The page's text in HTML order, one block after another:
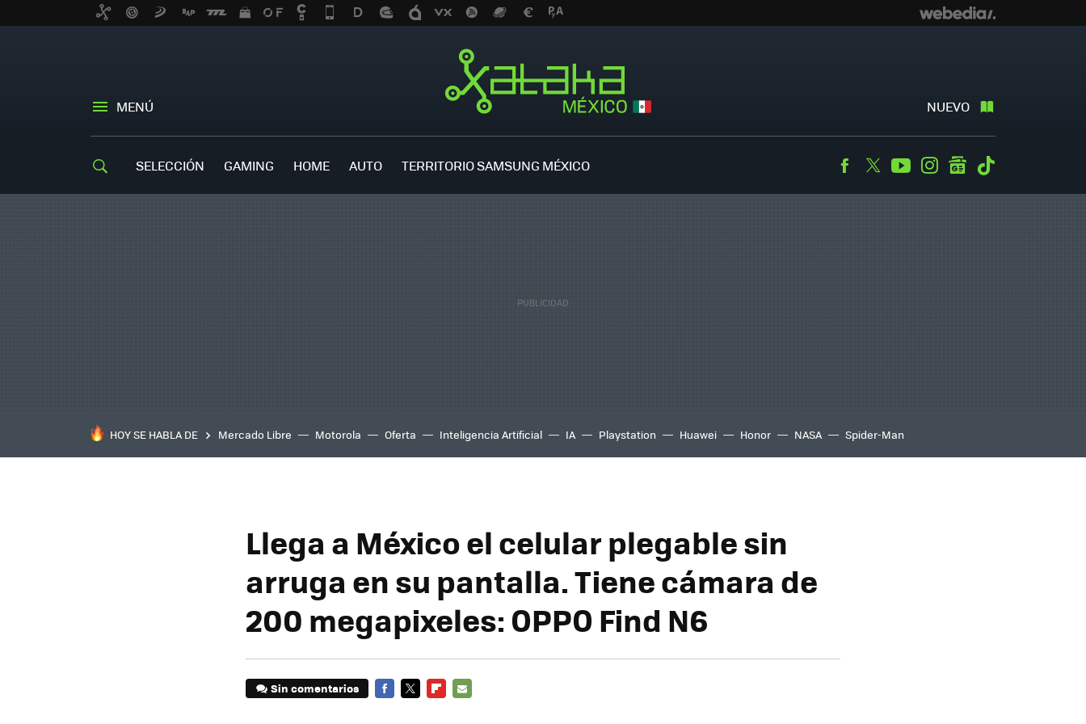
MENÚ NUEVO
SELECCIÓN GAMING HOME AUTO TERRITORIO SAMSUNG MÉXICO Facebook
TwitterYoutubeInstagramgooglenews
HOY SE HABLA DE Mercado Libre Motorola Oferta Inteligencia Artificial IA Playstation Huawei Honor NASA Spider-Man
Llega a México el celular plegable sin
arruga en su pantalla. Tiene cámara de
200 megapixeles: OPPO Find N6
Sin comentarios